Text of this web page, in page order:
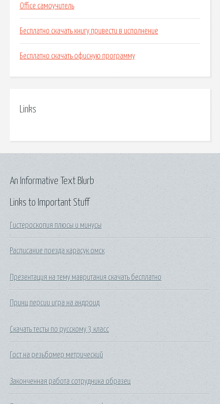
Office самоучитель
Бесплатно скачать книгу привести в исполнение
Бесплатно скачать офисную программу
Links
Links to Important Stuff
Гистероскопия плюсы и минусы
Расписание поезда карасук омск
Презентация на тему мавритания скачать бесплатно
Принц персии игра на андроид
Скачать тесты по русскому 3 класс
Гост на резьбомер метрический
Законченная работа сотрудника образец
An Informative Text Blurb